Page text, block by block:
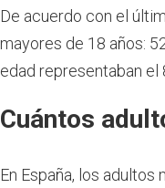
De acuerdo con el
mayores de 18 años:
edad representaban el
Cuántos
En España, los